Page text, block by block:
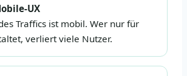
UX
Traffics ist mobil. Wer nur für
verliert viele Nutzer.